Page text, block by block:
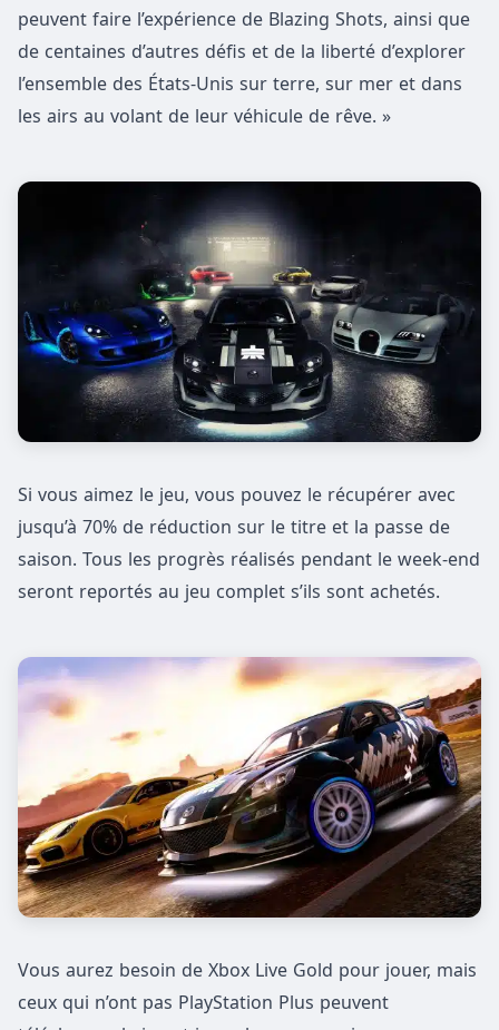
peuvent faire l’expérience de Blazing Shots, ainsi que
de centaines d’autres défis et de la liberté d’explorer
l’ensemble des États-Unis sur terre, sur mer et dans
les airs au volant de leur véhicule de rêve. »
Si vous aimez le jeu, vous pouvez le récupérer avec
jusqu’à 70% de réduction sur le titre et la passe de
saison. Tous les progrès réalisés pendant le week-end
seront reportés au jeu complet s’ils sont achetés.
Vous aurez besoin de Xbox Live Gold pour jouer, mais
ceux qui n’ont pas PlayStation Plus peuvent